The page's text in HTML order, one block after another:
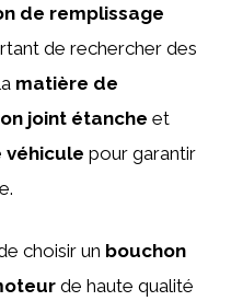
de remplissage
de rechercher des
matière de
joint étanche et
véhicule pour garantir
choisir un bouchon
de haute qualité